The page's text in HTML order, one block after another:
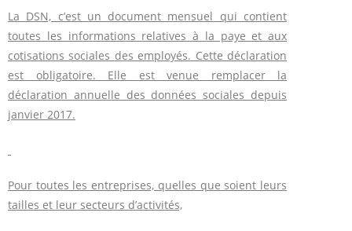
La DSN, c’est un document mensuel qui contient
toutes les informations relatives à la paye et aux
cotisations sociales des employés. Cette déclaration
est obligatoire. Elle est venue remplacer la
déclaration annuelle des données sociales depuis
janvier 2017.
Pour toutes les entreprises, quelles que soient leurs
tailles et leur secteurs d’activités,